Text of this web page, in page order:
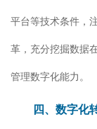
平台等技术条件，
革，充分挖掘数据
管理数字化能力。
四、数字化